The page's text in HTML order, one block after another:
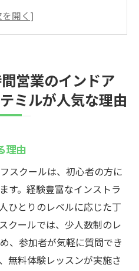
練習環境
ア練習環境
時間営業のインドアゴル
たりの柔軟なスケジュ
ットを最大限に活用
シュできる練習環境
まで対応可能なレッスン
できる便利さ
営業のインドア
ミルが人気な理由
理由
スクールは、初心者の方に
す。経験豊富なインストラ
ひとりのレベルに応じた丁
クールでは、少人数制のレ
、参加者が気軽に質問でき
無料体験レッスンが実施さ